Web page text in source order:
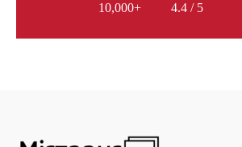
10,000+
4.4 / 5